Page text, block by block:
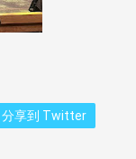
分享到 Twitter